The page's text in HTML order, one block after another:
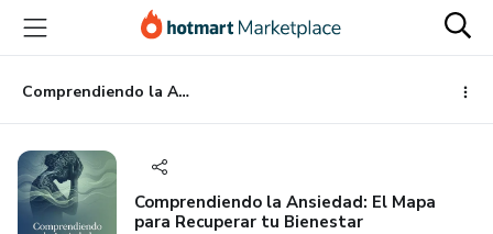
principal
página
de
página
Comprendiendo la Ansiedad: El Mapa para Recuperar tu Bienestar
Comprendiendo la Ansiedad: El Mapa
para Recuperar tu Bienestar